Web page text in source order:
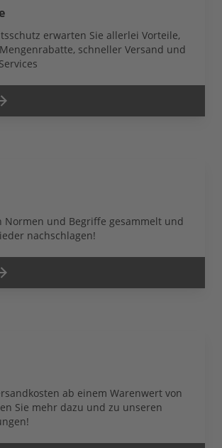
erwarten Sie allerlei Vorteile,
schneller Versand und
Normen und Begriffe gesammelt und
nachschlagen!
ab einem Warenwert von
Sie mehr dazu und zu unseren